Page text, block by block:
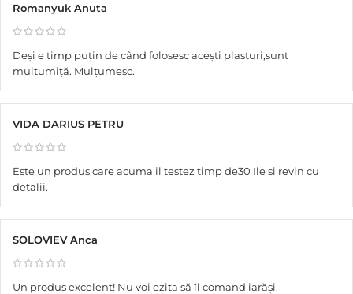
Romanyuk Anuta
Deși e timp puțin de când folosesc acești plasturi,sunt
multumiță. Mulțumesc.
VIDA DARIUS PETRU
Este un produs care acuma il testez timp de30 Ile si revin cu
detalii.
SOLOVIEV Anca
Un produs excelent! Nu voi ezita să îl comand iarăși.